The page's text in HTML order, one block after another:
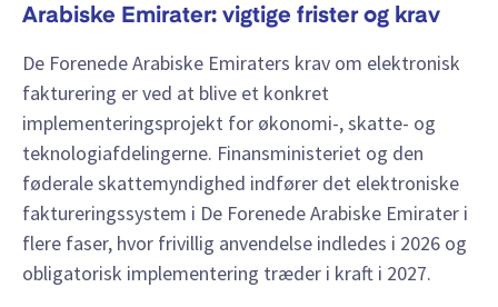
Arabiske Emirater: vigtige frister og krav
De Forenede Arabiske Emiraters krav om elektronisk
fakturering er ved at blive et konkret
implementeringsprojekt for økonomi-, skatte- og
teknologiafdelingerne. Finansministeriet og den
føderale skattemyndighed indfører det elektroniske
faktureringssystem i De Forenede Arabiske Emirater i
flere faser, hvor frivillig anvendelse indledes i 2026 og
obligatorisk implementering træder i kraft i 2027.